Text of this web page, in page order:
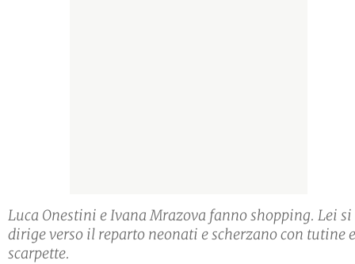
Luca Onestini e Ivana Mrazova fanno shopping. Lei si
dirige verso il reparto neonati e scherzano con tutine e
scarpette.